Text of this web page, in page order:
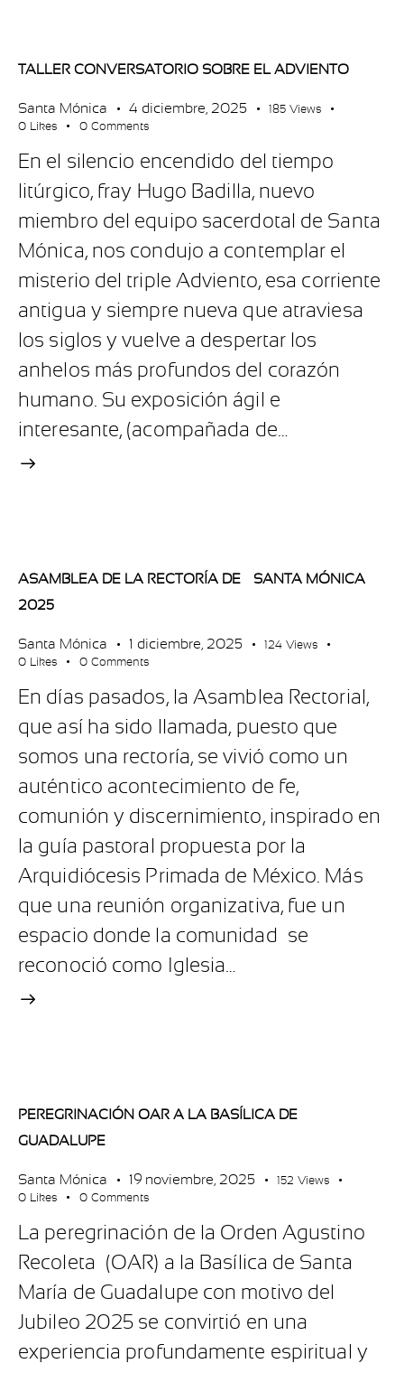
TALLER CONVERSATORIO SOBRE EL ADVIENTO
Santa Mónica 4 diciembre, 2025 185 Views
0 Likes 0 Comments
En el silencio encendido del tiempo
litúrgico, fray Hugo Badilla, nuevo
miembro del equipo sacerdotal de Santa
Mónica, nos condujo a contemplar el
misterio del triple Adviento, esa corriente
antigua y siempre nueva que atraviesa
los siglos y vuelve a despertar los
anhelos más profundos del corazón
humano. Su exposición ágil e
interesante, (acompañada de…
ASAMBLEA DE LA RECTORÍA DE SANTA MÓNICA
2025
Santa Mónica 1 diciembre, 2025 124 Views
0 Likes 0 Comments
En días pasados, la Asamblea Rectorial,
que así ha sido llamada, puesto que
somos una rectoría, se vivió como un
auténtico acontecimiento de fe,
comunión y discernimiento, inspirado en
la guía pastoral propuesta por la
Arquidiócesis Primada de México. Más
que una reunión organizativa, fue un
espacio donde la comunidad se
reconoció como Iglesia…
PEREGRINACIÓN OAR A LA BASÍLICA DE
GUADALUPE
Santa Mónica 19 noviembre, 2025 152 Views
0 Likes 0 Comments
La peregrinación de la Orden Agustino
Recoleta (OAR) a la Basílica de Santa
María de Guadalupe con motivo del
Jubileo 2025 se convirtió en una
experiencia profundamente espiritual y